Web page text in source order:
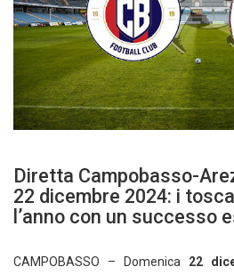
Diretta Campobasso-
22 dicembre 2024: i
l’anno con un successo
CAMPOBASSO – Domenica 22